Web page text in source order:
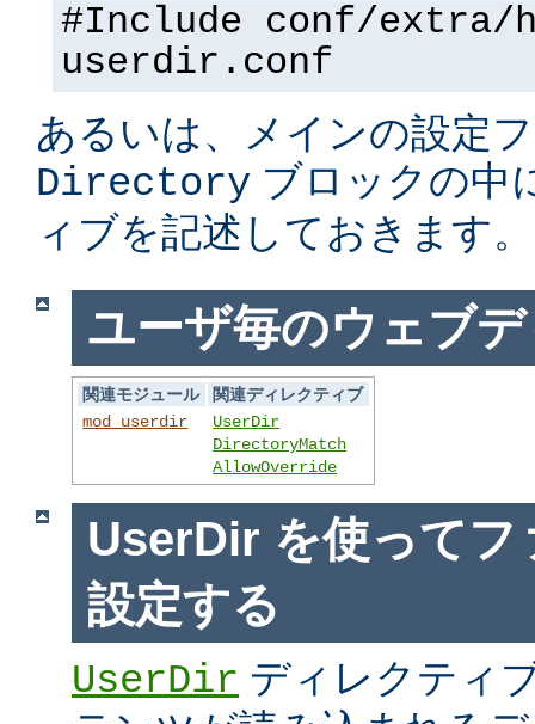
#Include conf/extra/
userdir.conf
あるいは、メインの設定
Directory ブロックの中
ィブを記述しておきます。
ユーザ毎のウェブ
関連モジュール
関連ディレクティブ
mod_userdir
UserDir
DirectoryMatch
AllowOverride
UserDir を使ってフ
設定する
UserDir ディレクティ